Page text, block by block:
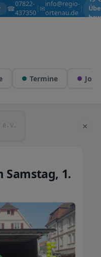
☎07822-
437350
| ✉info@regio-
ortenau.de
|
Termine Jobs
e.V.
×
1.